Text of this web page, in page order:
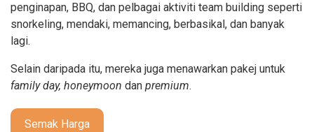
penginapan, BBQ, dan pelbagai aktiviti team building seperti
snorkeling, mendaki, memancing, berbasikal, dan banyak
lagi.
Selain daripada itu, mereka juga menawarkan pakej untuk
family day, honeymoon dan premium.
Semak Harga